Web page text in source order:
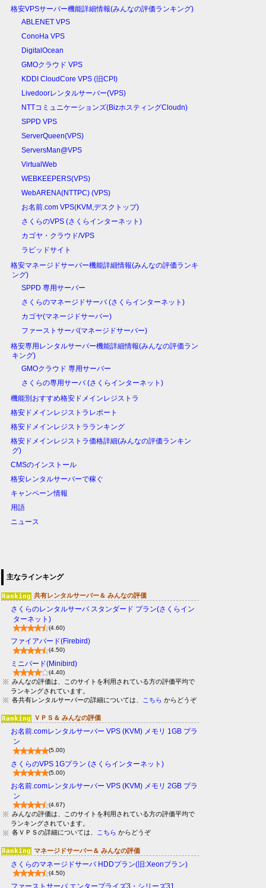
格安VPSサーバー機能詳細情報(みんなの評価ランキング)
ABLENET VPS
ConoHa VPS
DigitalOcean
GMOクラウド VPS
KDDI CloudCore VPS (旧CPI)
Livedoorレンタルサーバー(VPS)
NTTコミュニケーションズ(BizホスティングCloudn)
SPPD VPS
ServerQueen(VPS)
ServersMan@VPS
VirtualWeb
WEBKEEPERS(VPS)
WebARENA(NTTPC) (VPS)
お名前.com VPS(KVM,デスクトップ)
さくらのVPS (さくらインターネット)
カゴヤ・クラウド/VPS
ラピッドサイト
格安マネージドサーバー機能詳細情報(みんなの評価ランキ
ング)
SPPD 専用サーバー
さくらのマネージドサーバ (さくらインターネット)
カゴヤ(マネージドサーバー)
ファーストサーバ(マネージドサーバー)
格安専用レンタルサーバー機能詳細情報(みんなの評価ラン
キング)
GMOクラウド 専用サーバー
さくらの専用サーバ (さくらインターネット)
機能別おすすめ格安ドメインレジストラ
格安ドメインレジストラレポート
格安ドメインレジストラランキング
格安ドメインレジストラ価格詳細(みんなの評価ランキン
グ)
CMSのインストール
格安レンタルサーバーで稼ぐ
キャンペーン情報
用語
ニュース
主なラインキング
共有レンタルサーバー＆ みんなの評価
さくらのレンタルサーバ スタンダード プラン(さくらイン
ターネット)
(4.60)
ファイアバード(Firebird)
(4.50)
ミニバード(Minibird)
(4.40)
みんなの評価は、このサイトを利用されている方の評価平均で
ランキングされています。
各共有レンタルサーバーの詳細については、
こちら からどうぞ
ＶＰＳ＆ みんなの評価
お名前.comレンタルサーバー VPS (KVM) メモリ 1GB プラ
ン
(5.00)
さくらのVPS 1Gプラン (さくらインターネット)
(5.00)
お名前.comレンタルサーバー VPS (KVM) メモリ 2GB プラ
ン
(4.67)
みんなの評価は、このサイトを利用されている方の評価平均で
ランキングされています。
各ＶＰＳの詳細については、 こちら からどうぞ
マネージドサーバー＆ みんなの評価
さくらのマネージドサーバ HDDプラン(旧:Xeonプラン)
(4.50)
ファーストサーバ エンタープライズ3・シリーズ31